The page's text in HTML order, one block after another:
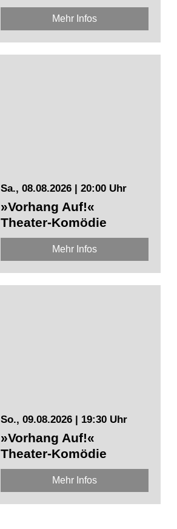
Mehr Infos
Sa., 08.08.2026 | 20:00 Uhr
»Vorhang Auf!«
Theater-Komödie
Mehr Infos
So., 09.08.2026 | 19:30 Uhr
»Vorhang Auf!«
Theater-Komödie
Mehr Infos